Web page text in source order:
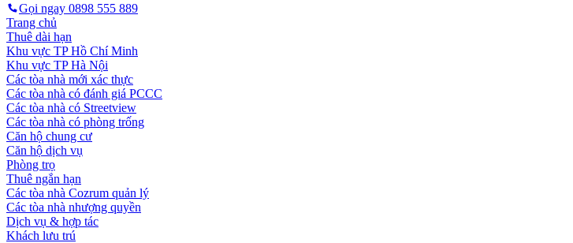
Gọi ngay 0898 555 889
Trang chủ
Thuê dài hạn
Khu vực TP Hồ Chí Minh
Khu vực TP Hà Nội
Các tòa nhà mới xác thực
Các tòa nhà có đánh giá PCCC
Các tòa nhà có Streetview
Các tòa nhà có phòng trống
Căn hộ chung cư
Căn hộ dịch vụ
Phòng trọ
Thuê ngắn hạn
Các tòa nhà Cozrum quản lý
Các tòa nhà nhượng quyền
Dịch vụ & hợp tác
Khách lưu trú